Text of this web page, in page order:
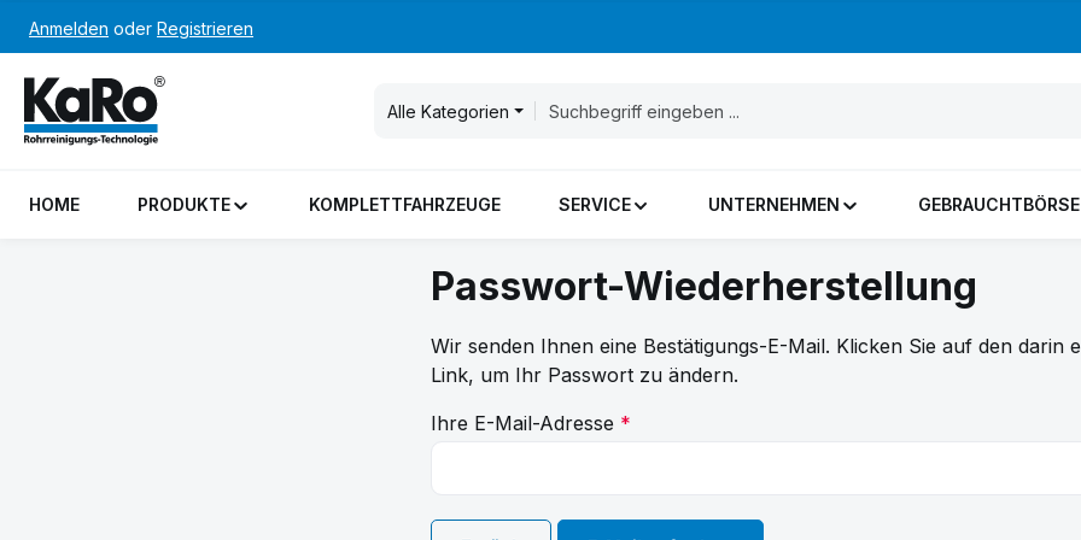
Hauptinhalt springen
Zur Suche springen
Zur Hauptnavigation springen
Anmelden oder Registrieren
Alle Kategorien
HOME PRODUKTE KOMPLETTFAHRZEUGE SERVICE UNTERNEHMEN GEBRAUCHTBÖRSE
Passwort-Wiederherstellung
Wir senden Ihnen eine Bestätigungs-E-Mail. Klicken Sie auf den darin
Link, um Ihr Passwort zu ändern.
Ihre E-Mail-Adresse *